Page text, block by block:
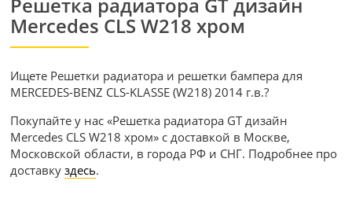
Решетка радиатора GT дизайн
Mercedes CLS W218 хром
Ищете Решетки радиатора и решетки бампера для
MERCEDES-BENZ CLS-KLASSE (W218) 2014 г.в.?
Покупайте у нас «Решетка радиатора GT дизайн
Mercedes CLS W218 хром» с доставкой в Москве,
Московской области, в города РФ и СНГ. Подробнее про
доставкуздесь.